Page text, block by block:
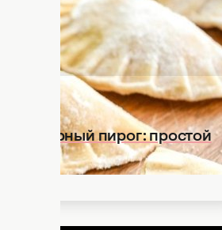
начинка может быть
в шикарный пирог: простой